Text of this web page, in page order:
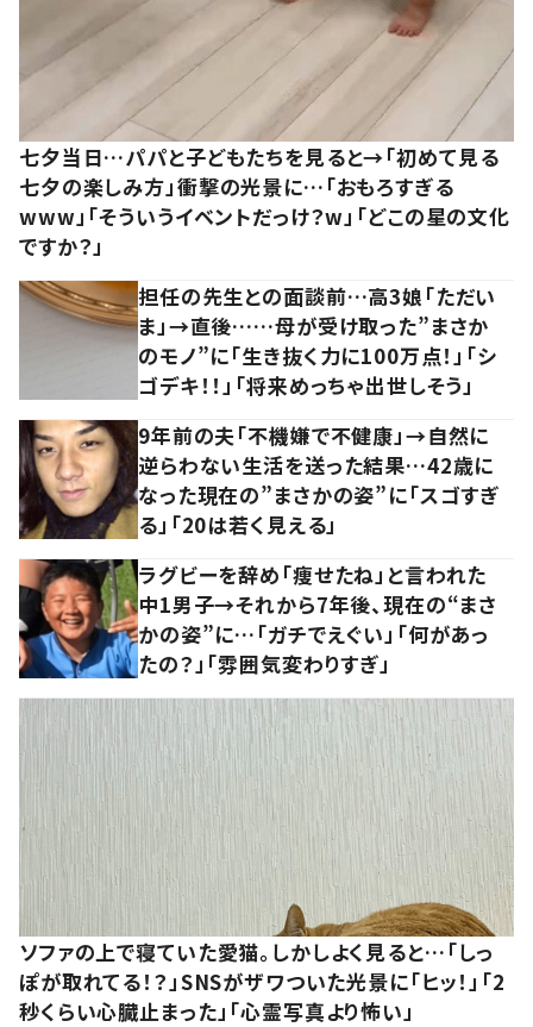
七夕当日…パパと子どもたちを見ると→「初めて見る
七夕の楽しみ方」衝撃の光景に…「おもろすぎる
www」「そういうイベントだっけ？w」「どこの星の文化
ですか？」
担任の先生との面談前…高3娘「ただい
ま」→直後……母が受け取った”まさか
のモノ”に「生き抜く力に100万点！」「シ
ゴデキ！！」「将来めっちゃ出世しそう」
9年前の夫「不機嫌で不健康」→自然に
逆らわない生活を送った結果…42歳に
なった現在の”まさかの姿”に「スゴすぎ
る」「20は若く見える」
ラグビーを辞め「痩せたね」と言われた
中1男子→それから7年後、現在の“まさ
かの姿”に…「ガチでえぐい」「何があっ
たの？」「雰囲気変わりすぎ」
ソファの上で寝ていた愛猫。しかしよく見ると…「しっ
ぽが取れてる！？」SNSがザワついた光景に「ヒッ！」「2
秒くらい心臓止まった」「心霊写真より怖い」